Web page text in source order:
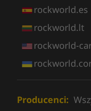
rockworld.es
rockworld.lt
rockworld-
Producenci: